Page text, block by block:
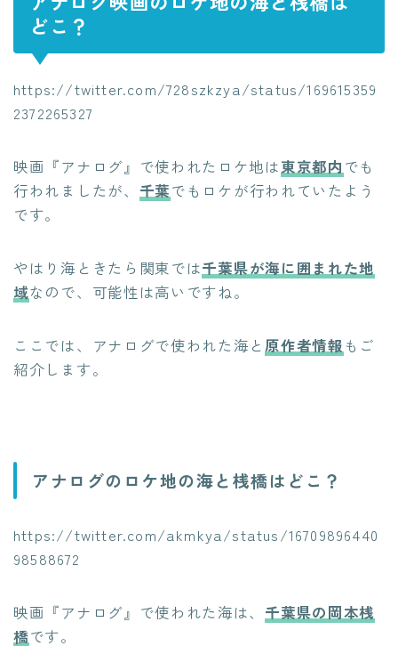
どこ？
https://twitter.com/728szkzya/status/169615359
2372265327
映画『アナログ』で使われたロケ地は東京都内 でも
行われましたが、 千葉でもロケが行われていたよう
です。
やはり海ときたら関東では千葉県が海に囲まれた地
域なので、可能性は高いですね。
ここでは、アナログで使われた海と原作者情報もご
紹介します。
アナログのロケ地の海と桟橋はどこ？
https://twitter.com/akmkya/status/16709896440
98588672
映画『アナログ』で使われた海は、 千葉県の岡本桟
橋です。